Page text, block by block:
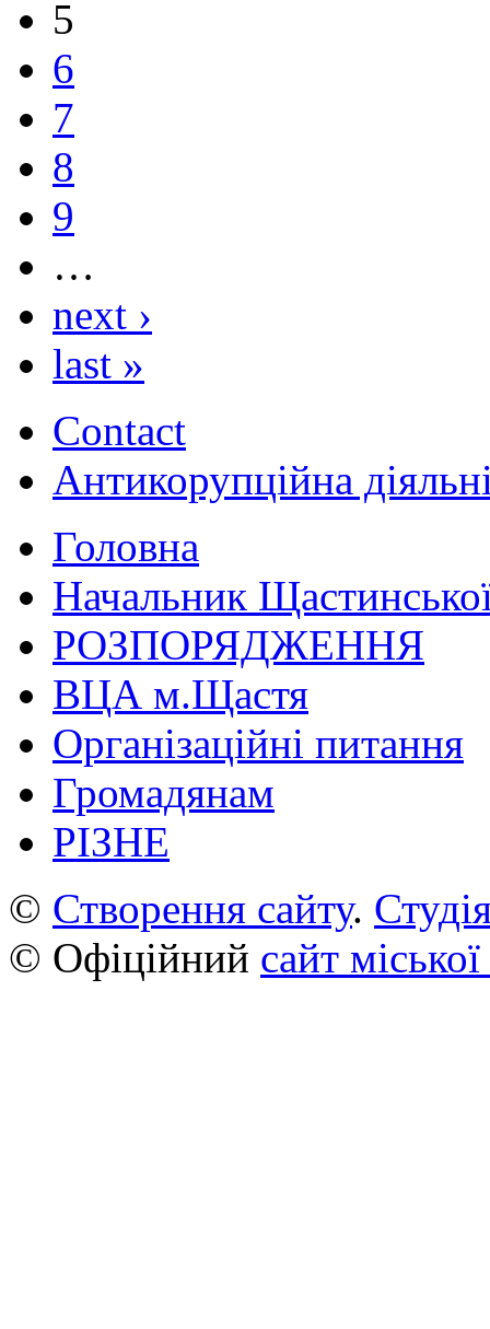
5
6
7
8
9
…
next ›
last »
Contact
Антикорупційна
Головна
Начальник
РОЗПОРЯДЖЕННЯ
ВЦА м.Щастя
Організаційні питання
Громадянам
РІЗНЕ
© Створення сайту.
© Офіційний сайт